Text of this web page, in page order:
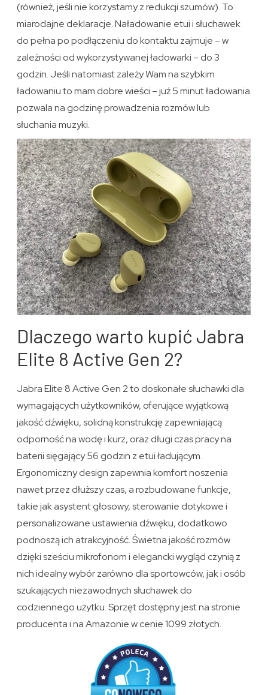
(również, jeśli nie korzystamy z redukcji szumów). To
miarodajne deklaracje. Naładowanie etui i słuchawek
do pełna po podłączeniu do kontaktu zajmuje – w
zależności od wykorzystywanej ładowarki – do 3
godzin. Jeśli natomiast zależy Wam na szybkim
ładowaniu to mam dobre wieści – już 5 minut ładowania
pozwala na godzinę prowadzenia rozmów lub
słuchania muzyki.
Dlaczego warto kupić Jabra
Elite 8 Active Gen 2?
Jabra Elite 8 Active Gen 2 to doskonałe słuchawki dla
wymagających użytkowników, oferujące wyjątkową
jakość dźwięku, solidną konstrukcję zapewniającą
odporność na wodę i kurz, oraz długi czas pracy na
baterii sięgający 56 godzin z etui ładującym.
Ergonomiczny design zapewnia komfort noszenia
nawet przez dłuższy czas, a rozbudowane funkcje,
takie jak asystent głosowy, sterowanie dotykowe i
personalizowane ustawienia dźwięku, dodatkowo
podnoszą ich atrakcyjność. Świetna jakość rozmów
dzięki sześciu mikrofonom i elegancki wygląd czynią z
nich idealny wybór zarówno dla sportowców, jak i osób
szukających niezawodnych słuchawek do
codziennego użytku. Sprzęt dostępny jest na stronie
producenta i na Amazonie w cenie 1099 złotych.